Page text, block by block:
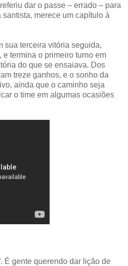
dar o passe – errado – para
merece um capítulo à
sua terceira vitória seguida,
termina o primeiro turno em
do que se ensaiava. Dos
treze ganhos, e o sonho da
ainda que o caminho seja
o time em algumas ocasiões
É gente querendo dar lição de